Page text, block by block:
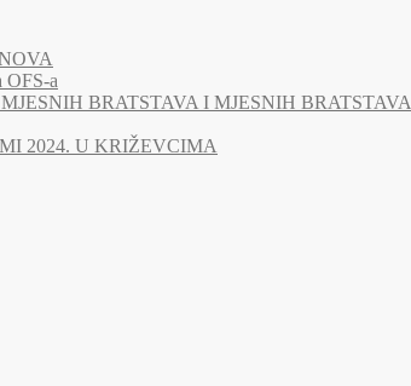
OFS-a
BRATSTAVA I MJESNIH
2024. U KRIŽEVCIMA